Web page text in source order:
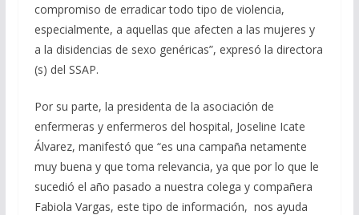
compromiso de erradicar todo tipo de violencia,
especialmente, a aquellas que afecten a las mujeres y
a la disidencias de sexo genéricas”, expresó la directora
(s) del SSAP.
Por su parte, la presidenta de la asociación de
enfermeras y enfermeros del hospital, Joseline Icate
Álvarez, manifestó que “es una campaña netamente
muy buena y que toma relevancia, ya que por lo que le
sucedió el año pasado a nuestra colega y compañera
Fabiola Vargas, este tipo de información, nos ayuda